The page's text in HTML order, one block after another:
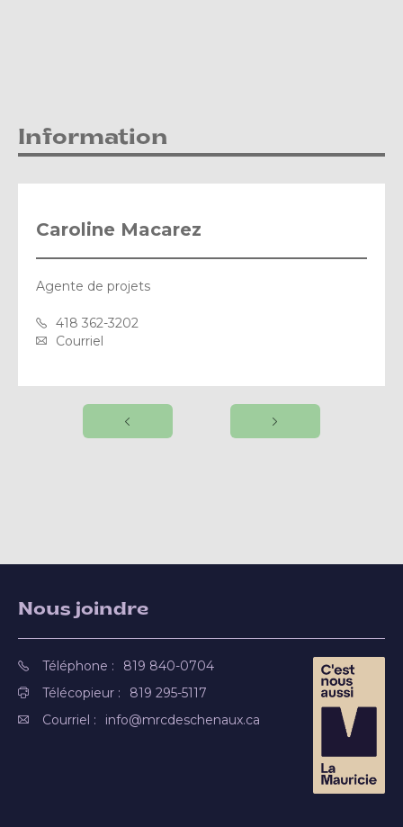
Information
Caroline Macarez
Agente de projets
418 362-3202
Courriel
Nous joindre
Téléphone :
819 840-0704
Télécopieur :
819 295-5117
Courriel :
info@mrcdeschenaux.ca